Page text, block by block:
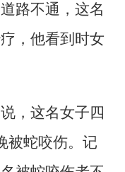
路不通，这名
，他看到时女
，这名女子四
被蛇咬伤。记